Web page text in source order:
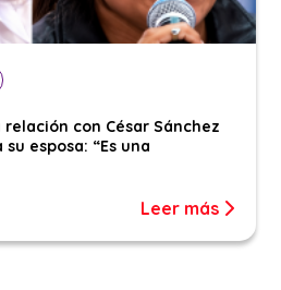
con César Sánchez
esposa: “Es una
Leer más